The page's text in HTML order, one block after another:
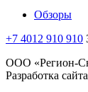
Обзоры
+7 4012 910 910
ООО «Регион-
Разработка сайта